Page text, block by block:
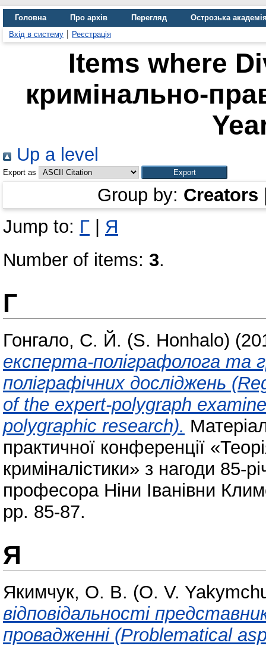
Головна Про архів Перегляд
Острозька
Вхід в систему
Реєстрація
Items where
кримінально-
Up a level
Export as
Group by: Creators
Jump to: Г
Я
Number of items: 3.
Г
Гонгало, С. Й. (S. Honhalo)
експерта-поліграфолога та
поліграфічних досліджень
of the expert-polygraph
polygraphic research).
практичної конференції
криміналістики» з нагоди 85-
професора Ніни Іванівни
pp. 85-87.
Я
Якимчук, О. В. (O. V.
відповідальності
провадженні (Problematical